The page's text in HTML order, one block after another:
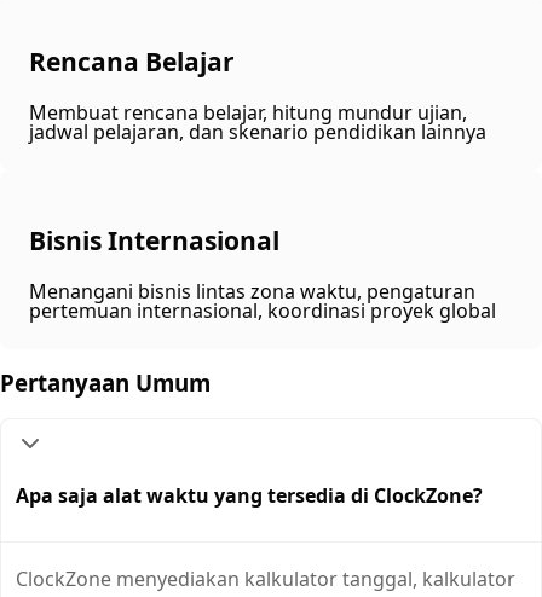
Rencana Belajar
Membuat rencana belajar, hitung mundur ujian,
jadwal pelajaran, dan skenario pendidikan lainnya
Bisnis Internasional
Menangani bisnis lintas zona waktu, pengaturan
pertemuan internasional, koordinasi proyek global
Pertanyaan Umum
Apa saja alat waktu yang tersedia di ClockZone?
ClockZone menyediakan kalkulator tanggal, kalkulator